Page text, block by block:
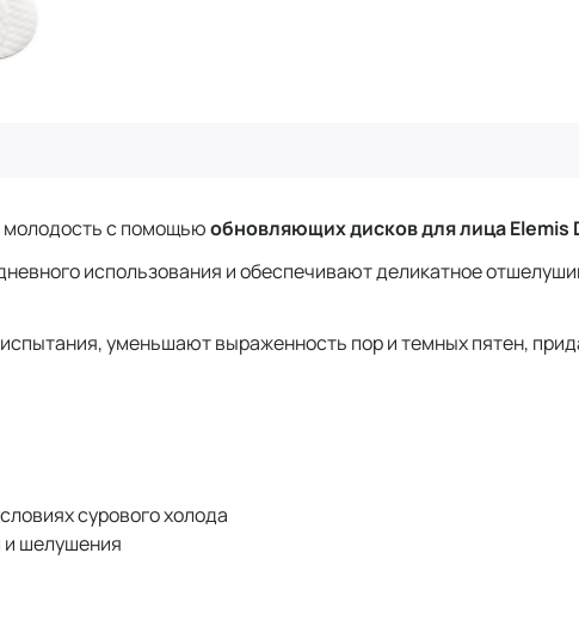
с помощьюобновляющих дисков для лица Elemis
использования и обеспечивают деликатное
уменьшают выраженность пор и темных пятен,
сурового холода
и шелушения